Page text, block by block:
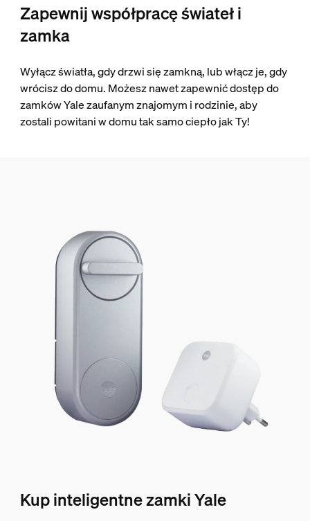
Zapewnij współpracę świateł i
zamka
Wyłącz światła, gdy drzwi się zamkną, lub włącz je, gdy
wrócisz do domu. Możesz nawet zapewnić dostęp do
zamków Yale zaufanym znajomym i rodzinie, aby
zostali powitani w domu tak samo ciepło jak Ty!
Kup inteligentne zamki Yale